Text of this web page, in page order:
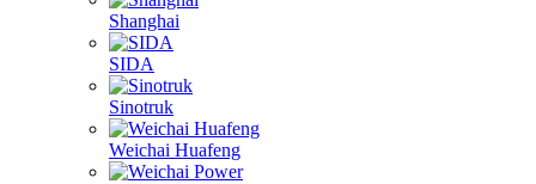
Shanghai
SIDA
Sinotruk
Weichai Huafeng